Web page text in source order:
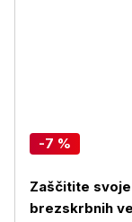
-7 %
Zaščitite
brezskrbnih